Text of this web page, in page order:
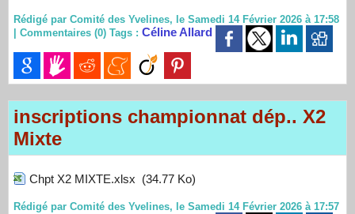
Rédigé par Comité des Yvelines, le Samedi 14 Février 2026 à 17:58
Commentaires (0) Tags : Céline Allard
inscriptions championnat dép.. X2
Mixte
Chpt X2 MIXTE.xlsx (34.77 Ko)
Rédigé par Comité des Yvelines, le Samedi 14 Février 2026 à 17:57